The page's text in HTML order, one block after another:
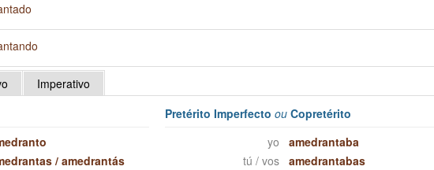
Imperativo
/amedrantás
Pretérito Imperfectoou Copretérito
yo
amedrantaba
tú / vos
amedrantabas